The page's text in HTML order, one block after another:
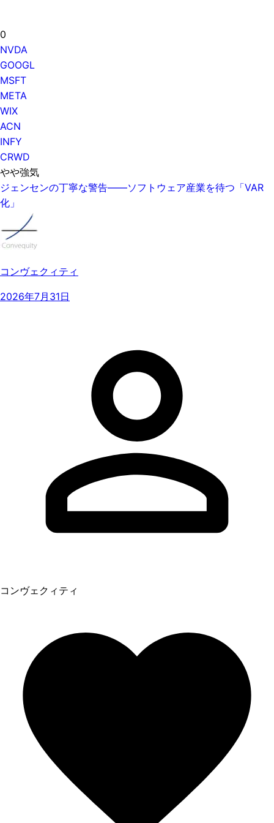
0
NVDA
GOOGL
MSFT
META
WIX
ACN
INFY
CRWD
やや強気
ジェンセンの丁寧な警告——ソフトウェア産業を待つ「VAR
化」
コンヴェクィティ
2026年7月31日
コンヴェクィティ